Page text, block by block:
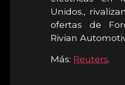
Unidos.,
ofertas de
Rivian
Más: Reuters.